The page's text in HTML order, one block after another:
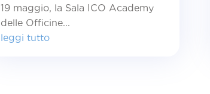
19 maggio, la Sala ICO Academy
delle Officine...
leggi tutto